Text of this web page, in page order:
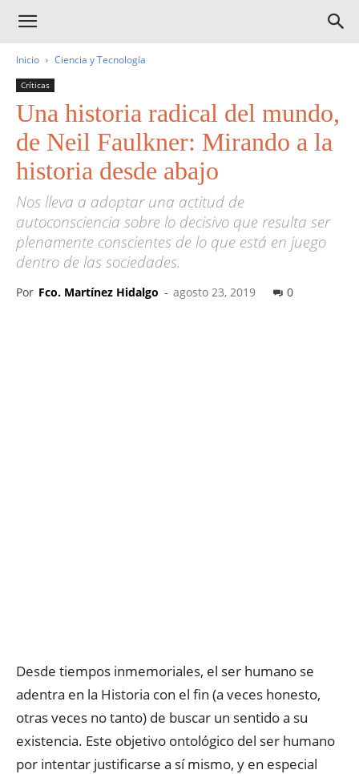
Inicio Ciencia y Tecnología
Críticas
Una historia radical del mundo,
de Neil Faulkner: Mirando a la
historia desde abajo
Nos lleva a adoptar una actitud de
autoconsciencia sobre lo decisivo que resulta ser
plenamente conscientes de lo que está en juego
dentro de las sociedades.
Por Fco. Martínez Hidalgo - agosto 23, 2019 0
Desde tiempos inmemoriales, el ser humano se
adentra en la Historia con el fin (a veces honesto,
otras veces no tanto) de buscar un sentido a su
existencia. Este objetivo ontológico del ser humano
por intentar justificarse a sí mismo, y en especial